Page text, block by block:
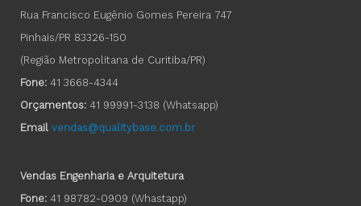
Rua Francisco Eugênio Gomes Pereira 747
Pinhais/PR 83326-150
(Região Metropolitana de Curitiba/PR)
Fone: 41 3668-4344
Orçamentos: 41 99991-3138 (Whatsapp)
Email vendas@qualitybase.com.br
Vendas Engenharia e Arquitetura
Fone: 41 98782-0909 (Whastapp)